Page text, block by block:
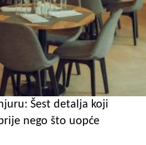
Šest detalja koji
nego što uopće